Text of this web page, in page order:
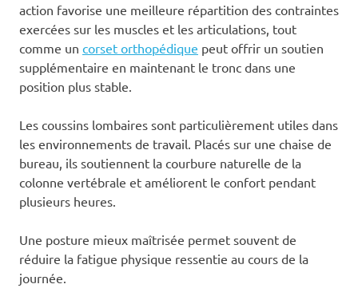
action favorise une meilleure répartition des contraintes
exercées sur les muscles et les articulations, tout
comme un corset orthopédique peut offrir un soutien
supplémentaire en maintenant le tronc dans une
position plus stable.
Les coussins lombaires sont particulièrement utiles dans
les environnements de travail. Placés sur une chaise de
bureau, ils soutiennent la courbure naturelle de la
colonne vertébrale et améliorent le confort pendant
plusieurs heures.
Une posture mieux maîtrisée permet souvent de
réduire la fatigue physique ressentie au cours de la
journée.